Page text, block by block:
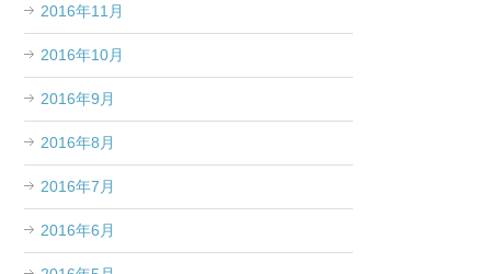
2016年11月
2016年10月
2016年9月
2016年8月
2016年7月
2016年6月